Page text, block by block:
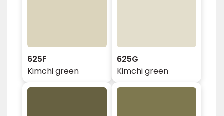
625F
Kimchi green
625G
Kimchi green